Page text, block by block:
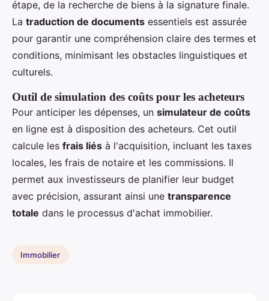
étape, de la recherche de biens à la signature finale.
La traduction de documents essentiels est assurée
pour garantir une compréhension claire des termes et
conditions, minimisant les obstacles linguistiques et
culturels.
Outil de simulation des coûts pour les acheteurs
Pour anticiper les dépenses, un simulateur de coûts
en ligne est à disposition des acheteurs. Cet outil
calcule les frais liés à l'acquisition, incluant les taxes
locales, les frais de notaire et les commissions. Il
permet aux investisseurs de planifier leur budget
avec précision, assurant ainsi une transparence
totale dans le processus d'achat immobilier.
Immobilier